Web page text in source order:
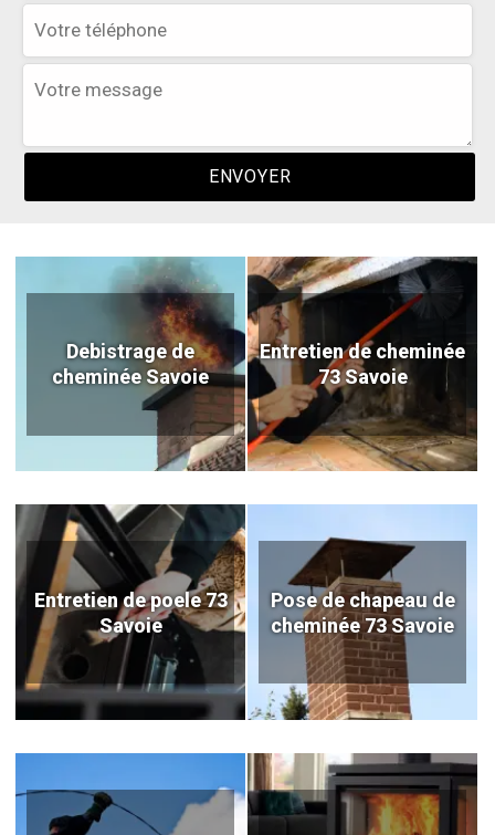
Debistrage de
cheminée Savoie
Entretien de cheminée
73 Savoie
Entretien de poele 73
Savoie
Pose de chapeau de
cheminée 73 Savoie